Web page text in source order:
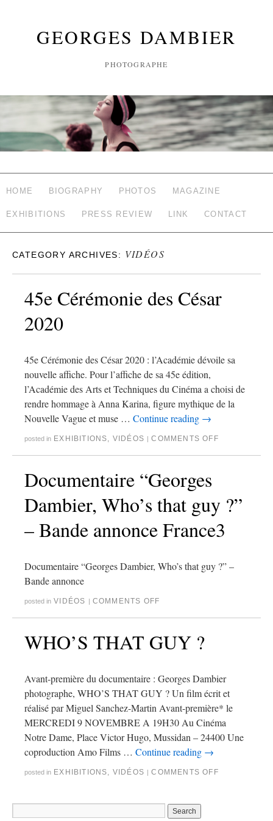
GEORGES DAMBIER
PHOTOGRAPHE
HOME BIOGRAPHY PHOTOS MAGAZINE
EXHIBITIONS PRESS REVIEW LINK CONTACT
CATEGORY ARCHIVES: VIDÉOS
45e Cérémonie des César
2020
45e Cérémonie des César 2020 : l’Académie dévoile sa
nouvelle affiche. Pour l’affiche de sa 45e édition,
l’Académie des Arts et Techniques du Cinéma a choisi de
rendre hommage à Anna Karina, figure mythique de la
Nouvelle Vague et muse … Continue reading →
posted in EXHIBITIONS, VIDÉOS COMMENTS OFF
Documentaire “Georges
Dambier, Who’s that guy ?”
– Bande annonce France3
Documentaire “Georges Dambier, Who’s that guy ?” –
Bande annonce
posted in VIDÉOS COMMENTS OFF
WHO’S THAT GUY ?
Avant-première du documentaire : Georges Dambier
photographe, WHO’S THAT GUY ? Un film écrit et
réalisé par Miguel Sanchez-Martin Avant-première* le
MERCREDI 9 NOVEMBRE A 19H30 Au Cinéma
Notre Dame, Place Victor Hugo, Mussidan – 24400 Une
coproduction Amo Films … Continue reading →
posted in EXHIBITIONS, VIDÉOS COMMENTS OFF